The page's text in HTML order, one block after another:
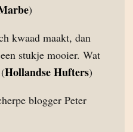
)
kwaad maakt, dan
stukje mooier. Wat
Hollandse Hufters)
blogger Peter